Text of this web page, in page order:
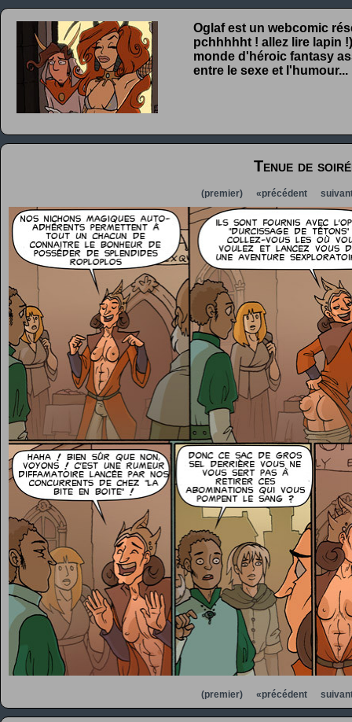
Oglaf est un webcomic
pchhhhht ! allez lire lapin
monde d'héroic fantasy
entre le sexe et l'humour...
Tenue de
(premier) «précédent
(premier) «précédent